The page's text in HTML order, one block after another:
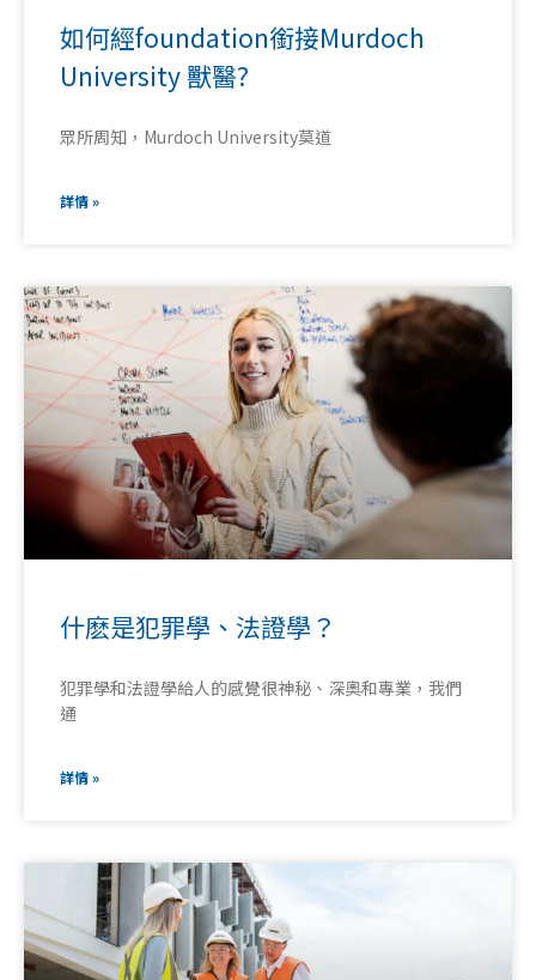
如何經foundation銜接Murdoch
University 獸醫?
眾所周知，Murdoch University莫道
詳情 »
什麽是犯罪學、法證學？
犯罪學和法證學給人的感覺很神秘、深奧和專業，我們
通
詳情 »